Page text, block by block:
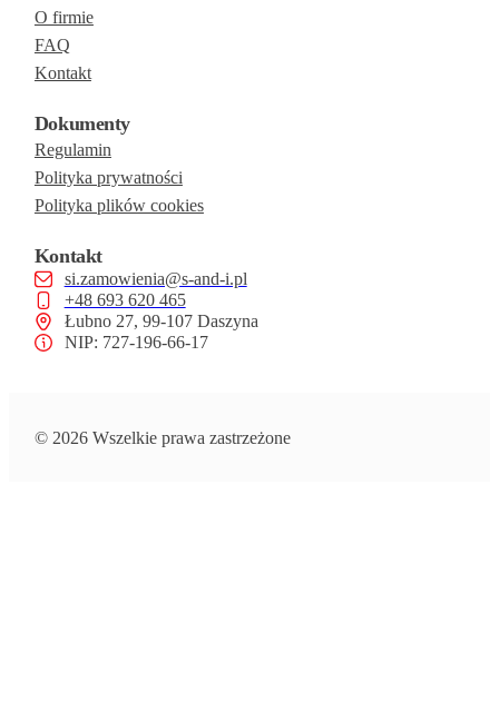
O firmie
FAQ
Kontakt
Dokumenty
Regulamin
Polityka prywatności
Polityka plików cookies
Kontakt
si.zamowienia@s-and-i.pl
+48 693 620 465
Łubno 27, 99-107 Daszyna
NIP: 727-196-66-17
© 2026 Wszelkie prawa zastrzeżone